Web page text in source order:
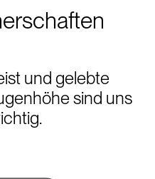
und gelebte
sind uns